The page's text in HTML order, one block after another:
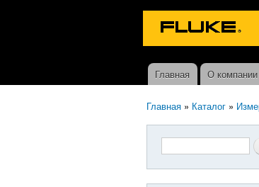
Главное меню
Главная О компании
Главная » Каталог »
Форма поиска